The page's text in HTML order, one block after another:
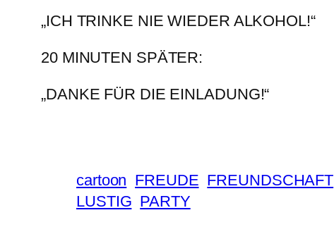
„ICH TRINKE NIE WIEDER ALKOHOL!“
20 MINUTEN SPÄTER:
„DANKE FÜR DIE EINLADUNG!“
cartoon FREUDE FREUNDSCHAFT
LUSTIG PARTY